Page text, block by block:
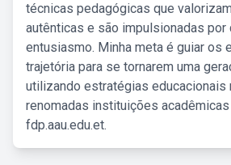
técnicas pedagógicas que
autênticas e são impulsionadas por
entusiasmo. Minha meta é guiar os
trajetória para se tornarem uma
utilizando estratégias educacionais
renomadas instituições
fdp.aau.edu.et.